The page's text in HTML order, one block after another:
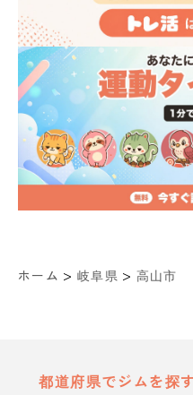
ホーム > 岐阜県 > 高山市
都道府県でジムを探